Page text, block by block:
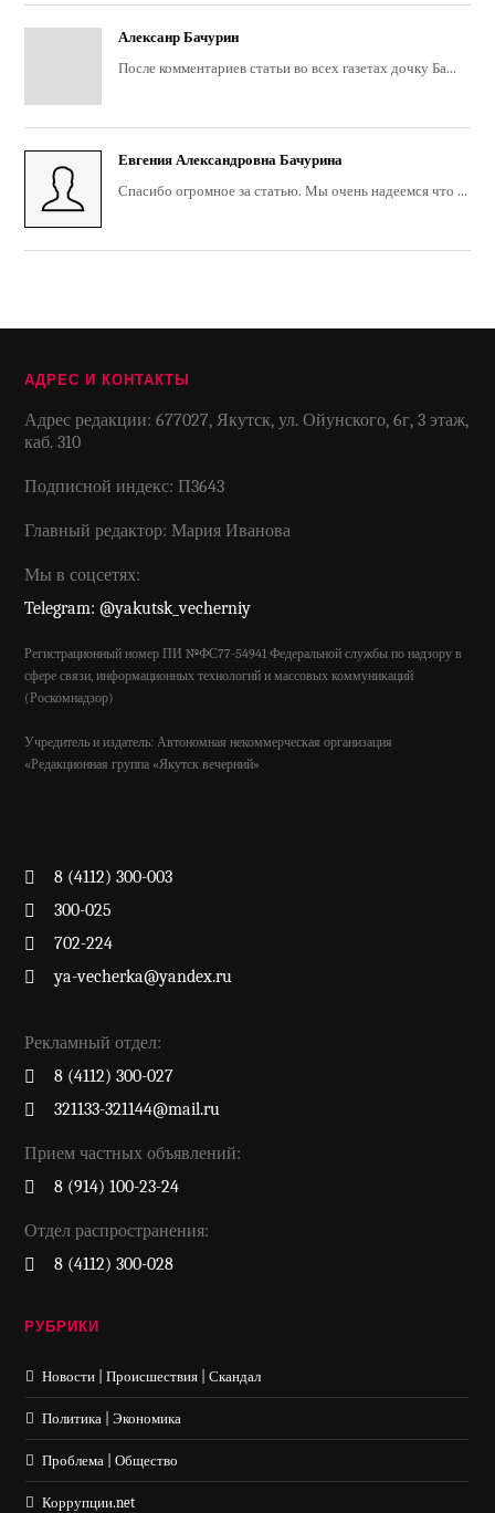
Алексанр Бачурин
После комментариев статьи во всех газетах дочку Ба...
Евгения Александровна Бачурина
Спасибо огромное за статью. Мы очень надеемся что ...
АДРЕС И КОНТАКТЫ
Адрес редакции: 677027, Якутск, ул. Ойунского, 6г, 3 этаж,
каб. 310
Подписной индекс: П3643
Главный редактор: Мария Иванова
Мы в соцсетях:
Telegram: @yakutsk_vecherniy
Регистрационный номер ПИ №ФС77-54941 Федеральной службы по надзору в
сфере связи, информационных технологий и массовых коммуникаций
(Роскомнадзор)
Учредитель и издатель: Автономная некоммерческая организация
«Редакционная группа «Якутск вечерний»
8 (4112) 300-003
300-025
702-224
ya-vecherka@yandex.ru
Рекламный отдел:
8 (4112) 300-027
321133-321144@mail.ru
Прием частных объявлений:
8 (914) 100-23-24
Отдел распространения:
8 (4112) 300-028
РУБРИКИ
Новости | Происшествия | Скандал
Политика | Экономика
Проблема | Общество
Коррупции.net